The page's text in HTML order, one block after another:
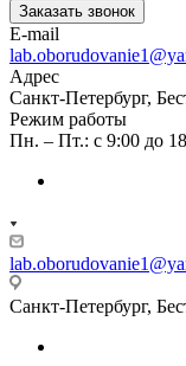
Заказать звонок
E-mail
Адрес
Санкт-Петербург,
Режим работы
Пн. – Пт.: с 9:00 до
Санкт-Петербург,